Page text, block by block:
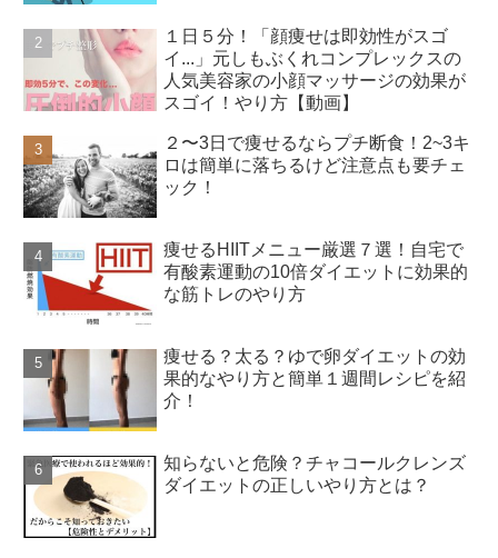
１日５分！「顔痩せは即効性がスゴ
イ...」元しもぶくれコンプレックスの
人気美容家の小顔マッサージの効果が
スゴイ！やり方【動画】
２〜3日で痩せるならプチ断食！2~3キ
ロは簡単に落ちるけど注意点も要チェ
ック！
痩せるHIITメニュー厳選７選！自宅で
有酸素運動の10倍ダイエットに効果的
な筋トレのやり方
痩せる？太る？ゆで卵ダイエットの効
果的なやり方と簡単１週間レシピを紹
介！
知らないと危険？チャコールクレンズ
ダイエットの正しいやり方とは？